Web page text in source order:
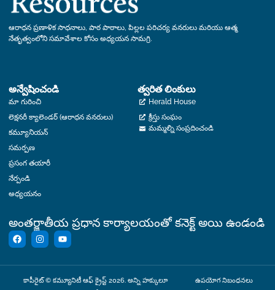
ఆరాధన ప్రణాళిక సాధనాలు, పాఠ పాఠాలు, పిల్లల పరిచర్య వనరులు మరియు ఆత్మ
నేతృత్వంలోని సమావేశాల కోసం అధ్యయన సామగ్రి.
అన్వేషించండి
మా గురించి
లెక్షనరీ క్యాలెండర్ (ఆరాధన వనరులు)
కమ్యూనియన్
సమర్పణ
ప్రసంగ తయారీ
నేర్పండి
అధ్యయనం
త్వరిత లింకులు
Herald House
క్రీస్తు సంఘం
మమ్మల్ని సంప్రదించండి
అంతర్జాతీయ ప్రధాన కార్యాలయంతో కనెక్ట్ అయి ఉండండి
కాపీరైట్ © కమ్యూనిటీ ఆఫ్ క్రైస్ట్ 2026. అన్ని హక్కులూ
ఉపయోగ నిబంధనలు